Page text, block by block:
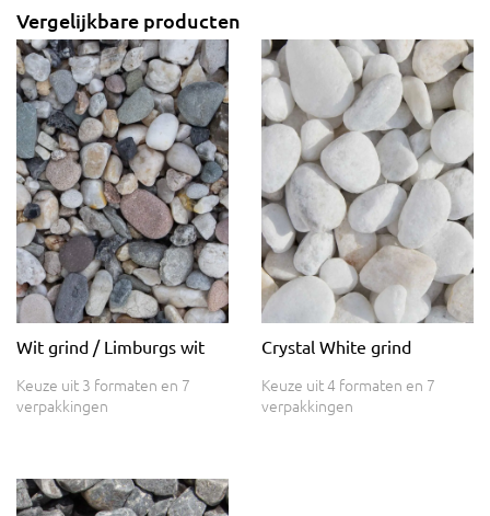
Vergelijkbare producten
Wit grind / Limburgs wit
Keuze uit 3 formaten en 7
verpakkingen
Crystal White grind
Keuze uit 4 formaten en 7
verpakkingen